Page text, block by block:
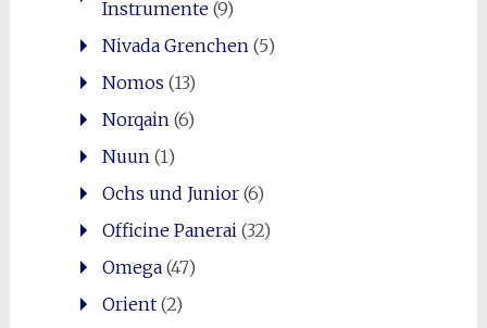
Instrumente(9)
Nivada Grenchen (5)
Nomos (13)
Norqain (6)
Nuun (1)
Ochs und Junior(6)
Officine Panerai (32)
Omega(47)
Orient(2)